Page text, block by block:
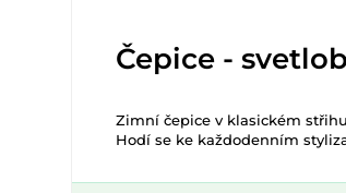
Čepice -
Zimní čepice v klasickém
Hodí se ke každodenním